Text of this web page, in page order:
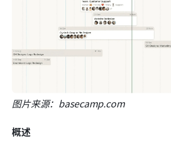
图片来源：basecamp.com
概述